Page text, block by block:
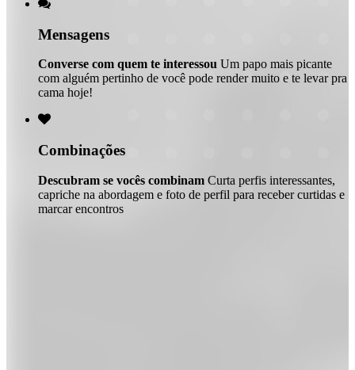

Mensagens
Converse com quem te interessou Um papo mais picante
com alguém pertinho de você pode render muito e te levar pra
cama hoje!

Combinações
Descubram se vocês combinam Curta perfis interessantes,
capriche na abordagem e foto de perfil para receber curtidas e
marcar encontros